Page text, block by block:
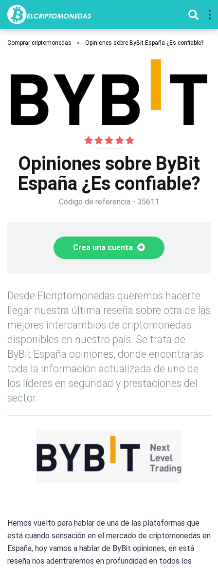
Comprar criptomonedas » Opiniones sobre ByBit España ¿Es confiable?
Opiniones sobre ByBit
España ¿Es confiable?
Código de referencia - 35611
Crea una cuenta
Desde Elcriptomonedas queremos hacerte
llegar nuestra última reseña sobre otra de las
mejores intercambios de criptomonedas
disponibles en nuestro país. Se trata de
ByBit España opiniones, donde encontrarás
toda la información actualizada de uno de
los líderes en seguridad y prestaciones del
sector.
Hemos vuelto para hablar de una de las plataformas que
está cuando sensación en el mercado de criptomonedas en
España, hoy vamos a hablar de ByBit opiniones, en está
reseña nos adentraremos en profundidad en todos los